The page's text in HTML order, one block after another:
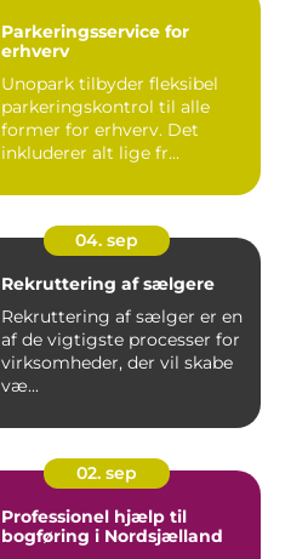
Parkeringsservice for
erhverv
Unopark tilbyder fleksibel
parkeringskontrol til alle
former for erhverv. Det
inkluderer alt lige fr...
04. sep
Rekruttering af sælgere
Rekruttering af sælger er en
af de vigtigste processer for
virksomheder, der vil skabe
væ...
02. sep
Professionel hjælp til
bogføring i Nordsjælland